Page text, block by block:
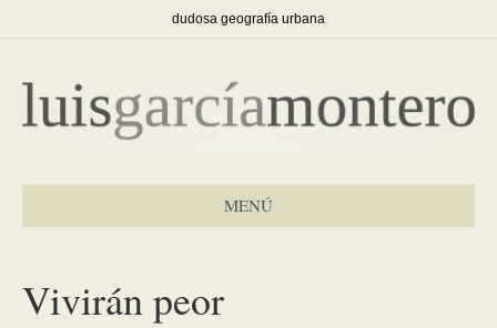
dudosa geografía urbana
MENÚ
Vivirán peor